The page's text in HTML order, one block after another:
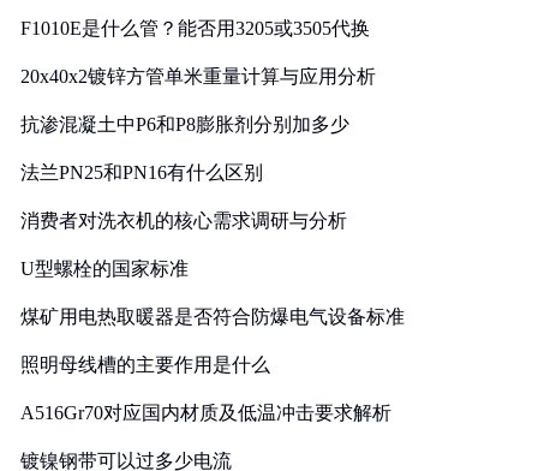
F1010E是什么管？能否用3205或3505代换
20x40x2镀锌方管单米重量计算与应用分析
抗渗混凝土中P6和P8膨胀剂分别加多少
法兰PN25和PN16有什么区别
消费者对洗衣机的核心需求调研与分析
U型螺栓的国家标准
煤矿用电热取暖器是否符合防爆电气设备标准
照明母线槽的主要作用是什么
A516Gr70对应国内材质及低温冲击要求解析
镀镍钢带可以过多少电流